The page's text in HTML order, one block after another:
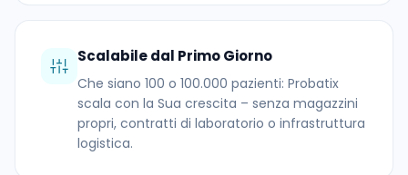
Scalabile dal Primo Giorno
Che siano 100 o 100.000 pazienti: Probatix
scala con la Sua crescita – senza magazzini
propri, contratti di laboratorio o infrastruttura
logistica.